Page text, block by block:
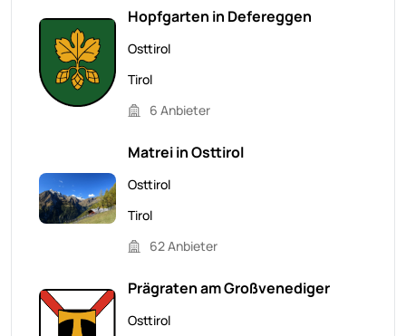
Hopfgarten in Defereggen
Osttirol
Tirol
6 Anbieter
Matrei in Osttirol
Osttirol
Tirol
62 Anbieter
Prägraten am Großvenediger
Osttirol